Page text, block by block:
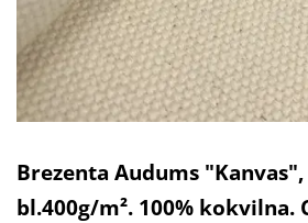
Brezenta Audums
bl.400g/m². 100% kokvilna.